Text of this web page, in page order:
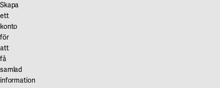
Skapa
ett
konto
för
att
få
samlad
information